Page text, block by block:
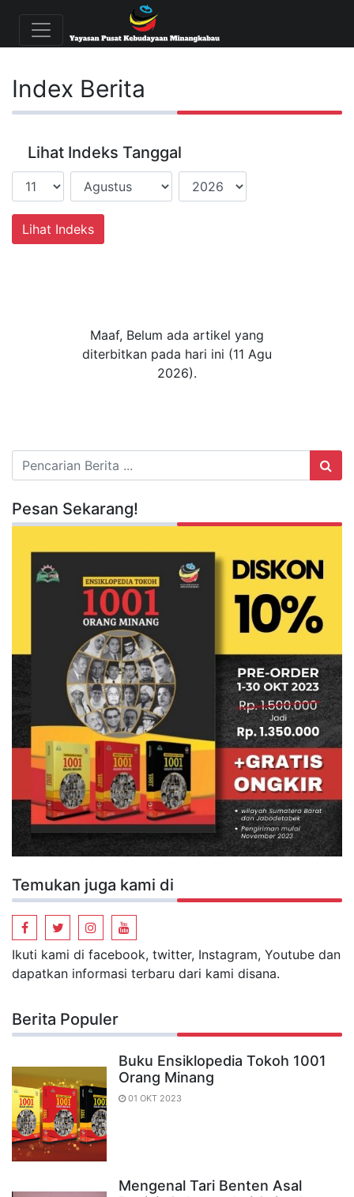
Index Berita
Lihat Indeks Tanggal
Maaf, Belum ada artikel yang
diterbitkan pada hari ini (11 Agu
2026).
Pesan Sekarang!
Temukan juga kami di
Ikuti kami di facebook, twitter, Instagram, Youtube dan
dapatkan informasi terbaru dari kami disana.
Berita Populer
Buku Ensiklopedia Tokoh 1001
Orang Minang
01 OKT 2023
Mengenal Tari Benten Asal